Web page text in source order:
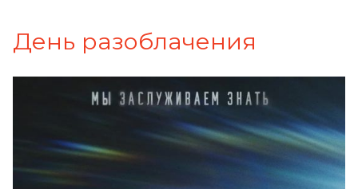
День разоблачения